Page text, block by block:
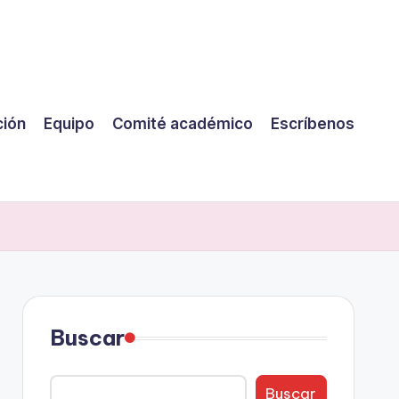
Equipo Comité académico Escríbenos
Buscar
Buscar